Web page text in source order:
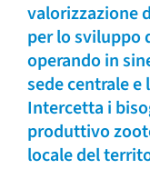
valorizzazione
per lo sviluppo
operando in
sede centrale
Intercetta i
produttivo
locale del